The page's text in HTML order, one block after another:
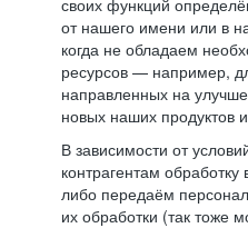
своих функций
от нашего имени или в
когда не обладаем
ресурсов — например,
направленных на
новых наших продуктов
В зависимости от
контрагентам
либо передаём
их обработки (так тоже